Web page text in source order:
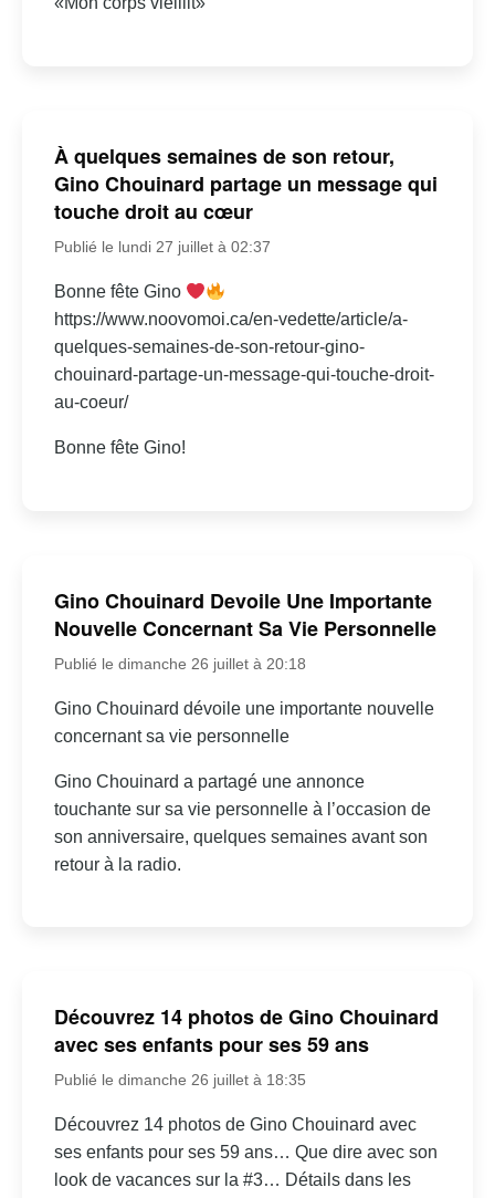
À quelques semaines de son retour,
Gino Chouinard partage un message qui
touche droit au cœur
Publié le lundi 27 juillet à 02:37
Bonne fête Gino
https://www.noovomoi.ca/en-vedette/article/a-
quelques-semaines-de-son-retour-gino-
chouinard-partage-un-message-qui-touche-droit-
au-coeur/
Bonne fête Gino!
Gino Chouinard Devoile Une Importante
Nouvelle Concernant Sa Vie Personnelle
Publié le dimanche 26 juillet à 20:18
Gino Chouinard dévoile une importante nouvelle
concernant sa vie personnelle
Gino Chouinard a partagé une annonce
touchante sur sa vie personnelle à l’occasion de
son anniversaire, quelques semaines avant son
retour à la radio.
Découvrez 14 photos de Gino Chouinard
avec ses enfants pour ses 59 ans
Publié le dimanche 26 juillet à 18:35
Découvrez 14 photos de Gino Chouinard avec
ses enfants pour ses 59 ans… Que dire avec son
look de vacances sur la #3… Détails dans les